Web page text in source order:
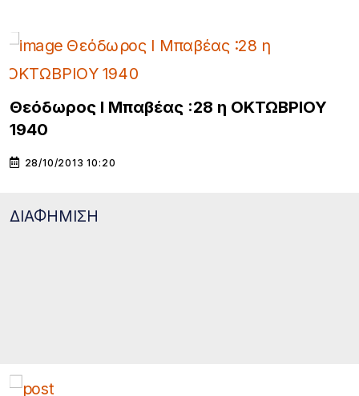
Θεόδωρος Ι Μπαβέας :28 η ΟΚΤΩΒΡΙΟΥ
1940
28/10/2013 10:20
ΔΙΑΦΗΜΙΣΗ